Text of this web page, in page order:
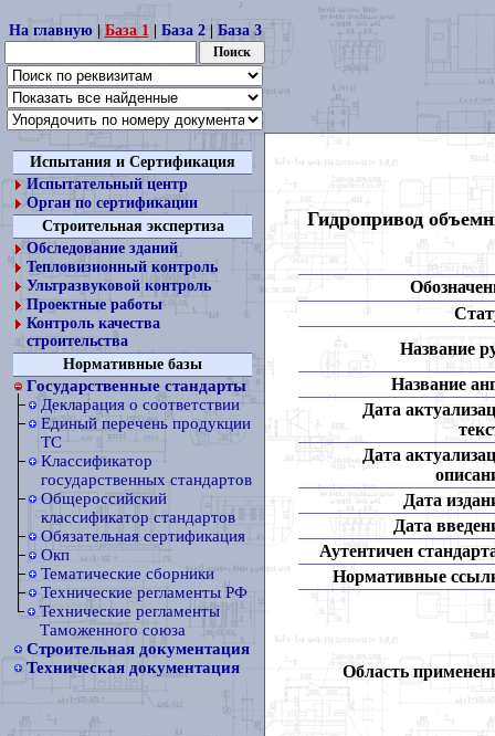
На главную| База 1| База 2| База 3
Испытания и Сертификация
Испытательный центр
Орган по сертификации
Строительная экспертиза
Обследование зданий
Тепловизионный контроль
Ультразвуковой контроль
Проектные работы
Контроль качества
строительства
Нормативные базы
Государственные стандарты
Декларация о соответствии
Единый перечень продукции
ТС
Классификатор
государственных стандартов
Общероссийский
классификатор стандартов
Обязательная сертификация
Окп
Тематические сборники
Технические регламенты РФ
Технические регламенты
Таможенного союза
Строительная документация
Техническая документация
Гидропривод
Название
Название
Дата
Дата
Дата
Дата
Аутентичен
Нормативные
Область